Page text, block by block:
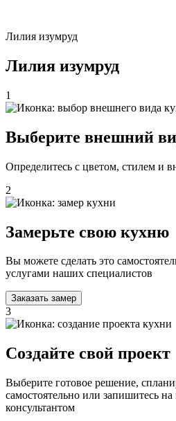
Лилия изумруд
Лилия изумруд
1
Выберите внешний
Определитесь с цветом, стилем и
2
Замерьте свою кухню
Вы можете сделать это
услугами наших специалистов
Заказать замер
3
Создайте свой проект
Выберите готовое решение,
самостоятельно или запишитесь
консультантом